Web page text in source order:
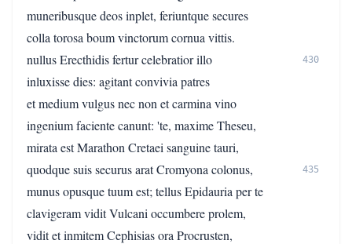
muneribusque deos inplet, feriuntque secures
colla torosa boum vinctorum cornua vittis.
nullus Erecthidis fertur celebratior illo
430
inluxisse dies: agitant convivia patres
et medium vulgus nec non et carmina vino
ingenium faciente canunt: 'te, maxime Theseu,
mirata est Marathon Cretaei sanguine tauri,
quodque suis securus arat Cromyona colonus,
435
munus opusque tuum est; tellus Epidauria per te
clavigeram vidit Vulcani occumbere prolem,
vidit et inmitem Cephisias ora Procrusten,